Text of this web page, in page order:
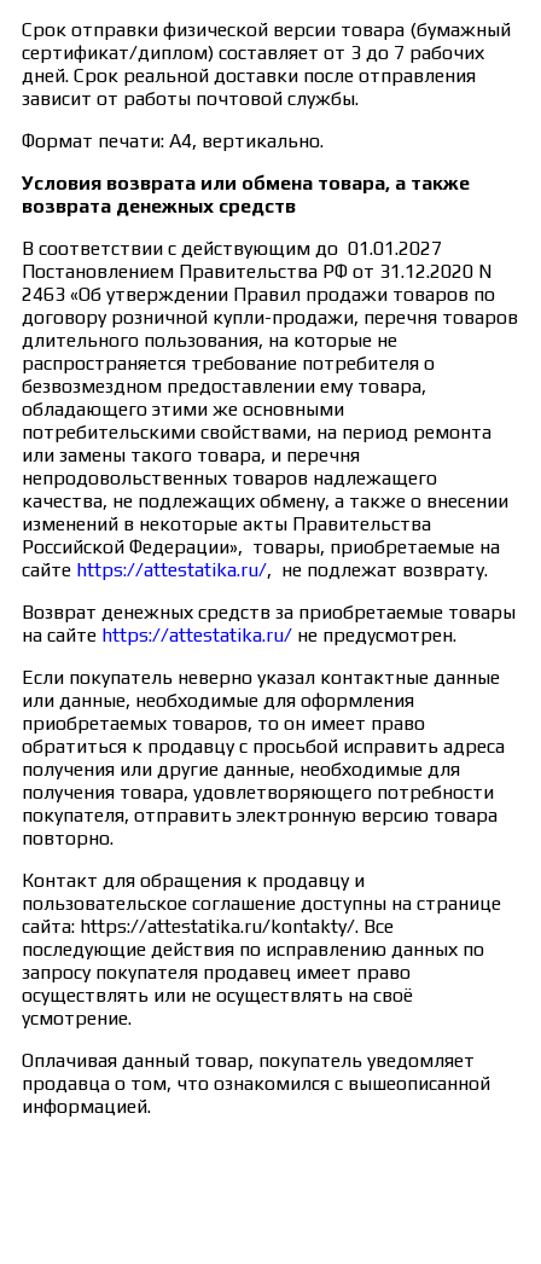
Срок отправки физической версии товара (бумажный
сертификат/диплом) составляет от 3 до 7 рабочих
дней. Срок реальной доставки после отправления
зависит от работы почтовой службы.
Формат печати: А4, вертикально.
Условия возврата или обмена товара, а также
возврата денежных средств
В соответствии с действующим до 01.01.2027
Постановлением Правительства РФ от 31.12.2020 N
2463 «Об утверждении Правил продажи товаров по
договору розничной купли-продажи, перечня товаров
длительного пользования, на которые не
распространяется требование потребителя о
безвозмездном предоставлении ему товара,
обладающего этими же основными
потребительскими свойствами, на период ремонта
или замены такого товара, и перечня
непродовольственных товаров надлежащего
качества, не подлежащих обмену, а также о внесении
изменений в некоторые акты Правительства
Российской Федерации», товары, приобретаемые на
сайте https://attestatika.ru/, не подлежат возврату.
Возврат денежных средств за приобретаемые товары
на сайте https://attestatika.ru/ не предусмотрен.
Если покупатель неверно указал контактные данные
или данные, необходимые для оформления
приобретаемых товаров, то он имеет право
обратиться к продавцу с просьбой исправить адреса
получения или другие данные, необходимые для
получения товара, удовлетворяющего потребности
покупателя, отправить электронную версию товара
повторно.
Контакт для обращения к продавцу и
пользовательское соглашение доступны на странице
сайта: https://attestatika.ru/kontakty/. Все
последующие действия по исправлению данных по
запросу покупателя продавец имеет право
осуществлять или не осуществлять на своё
усмотрение.
Оплачивая данный товар, покупатель уведомляет
продавца о том, что ознакомился с вышеописанной
информацией.